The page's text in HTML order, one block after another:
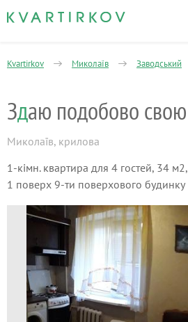
Kvartirkov Миколаїв Заводський
Зд
Миколаїв, крилова
1-кімн. квартира для 4 гостей, 34 м2,
1 поверх 9-ти поверхового будинку